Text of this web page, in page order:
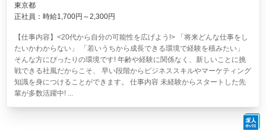
東京都
正社員：時給1,700円～2,300円
【仕事内容】<20代から自分の可能性を広げよう!> 「将来どんな仕事をし
たいかわからない」 「若いうちから成長できる環境で経験を積みたい」
そんな方にぴったりの環境です! 年齢や経験に関係なく、新しいことに挑
戦できる社風だからこそ、 早い段階からビジネススキルやマーケティング
知識を身につけることができます。 仕事内容 未経験からスタートした先
輩が多数活躍中! ...